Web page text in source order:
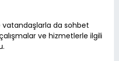
da sohbet
ve hizmetlerle ilgili